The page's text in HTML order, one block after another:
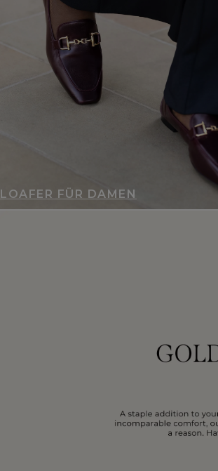
LOAFER FÜR DAMEN